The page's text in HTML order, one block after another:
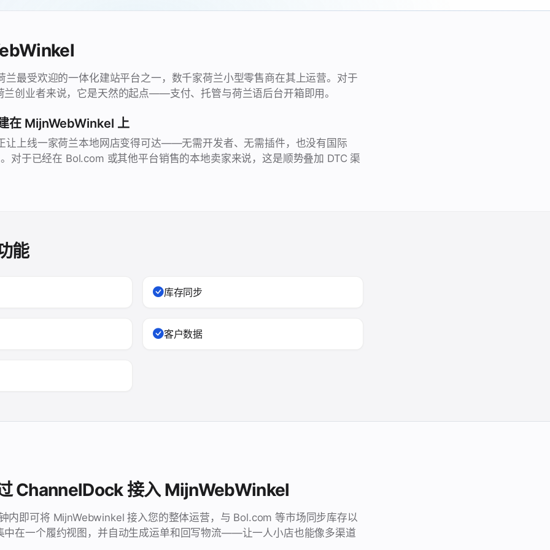
兰最受欢迎的一体化建站平台之一，数千家荷兰小型零售商在其上运营。对于
兰创业者来说，它是天然的起点——支付、托管与荷兰语后台开箱即用。
在 MijnWebWinkel 上
让上线一家荷兰本地网店变得可达——无需开发者、无需插件，也没有国际
对于已经在 Bol.com 或其他平台销售的本地卖家来说，这是顺势叠加 DTC 渠
能
库存同步
客户数据
ChannelDock 接入 MijnWebWinkel
内即可将 MijnWebwinkel 接入您的整体运营，与 Bol.com 等市场同步库存以
中在一个履约视图，并自动生成运单和回写物流——让一人小店也能像多渠道